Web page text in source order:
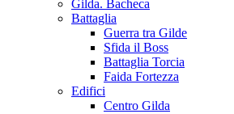
Gilda. Bacheca
Battaglia
Guerra tra Gilde
Sfida il Boss
Battaglia Torcia
Faida Fortezza
Edifici
Centro Gilda